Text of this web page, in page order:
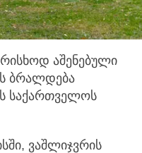
აშენებული
ბრალდება
საქართველოს
ვაშლიჯვრის